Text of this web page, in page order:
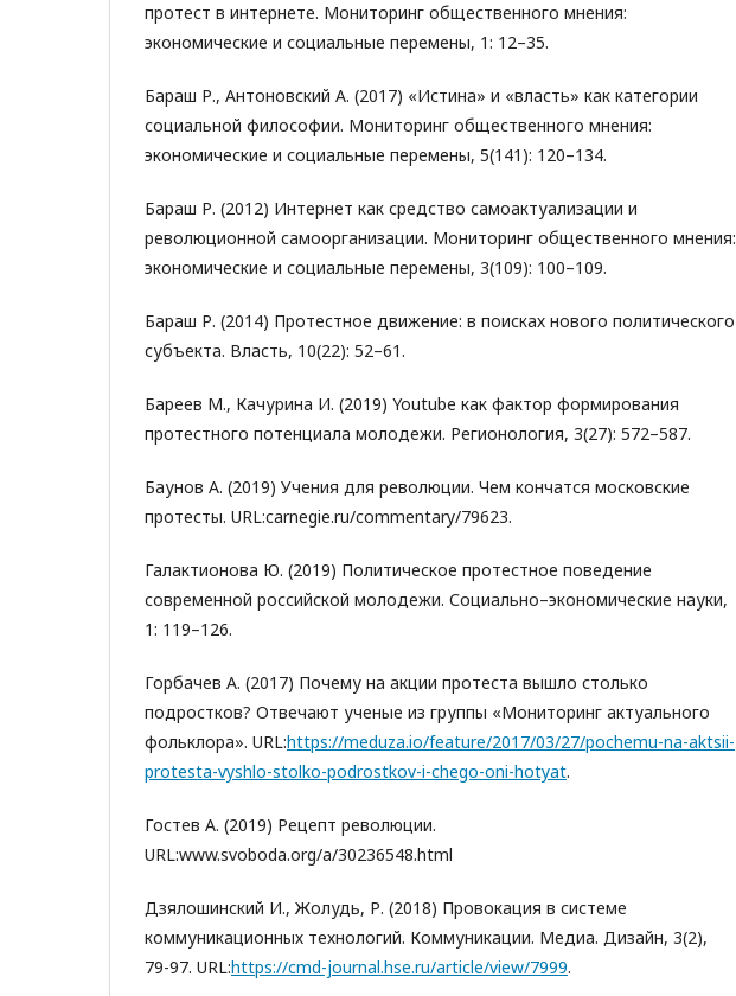
протест в интернете. Мониторинг общественного мнения:
экономические и социальные перемены, 1: 12–35.
Бараш Р., Антоновский А. (2017) «Истина» и «власть» как категории
социальной философии. Мониторинг общественного мнения:
экономические и социальные перемены, 5(141): 120–134.
Бараш Р. (2012) Интернет как средство самоактуализации и
революционной самоорганизации. Мониторинг общественного мнения:
экономические и социальные перемены, 3(109): 100–109.
Бараш Р. (2014) Протестное движение: в поисках нового политического
субъекта. Власть, 10(22): 52–61.
Бареев М., Качурина И. (2019) Youtube как фактор формирования
протестного потенциала молодежи. Регионология, 3(27): 572–587.
Баунов А. (2019) Учения для революции. Чем кончатся московские
протесты. URL:carnegie.ru/commentary/79623.
Галактионова Ю. (2019) Политическое протестное поведение
современной российской молодежи. Социально–экономические науки,
1: 119–126.
Горбачев А. (2017) Почему на акции протеста вышло столько
подростков? Отвечают ученые из группы «Мониторинг актуального
фольклора». URL:https://meduza.io/feature/2017/03/27/pochemu-na-aktsii-
protesta-vyshlo-stolko-podrostkov-i-chego-oni-hotyat.
Гостев А. (2019) Рецепт революции.
URL:www.svoboda.org/a/30236548.html
Дзялошинский И., Жолудь, Р. (2018) Провокация в системе
коммуникационных технологий. Коммуникации. Медиа. Дизайн, 3(2),
79-97. URL:https://cmd-journal.hse.ru/article/view/7999.